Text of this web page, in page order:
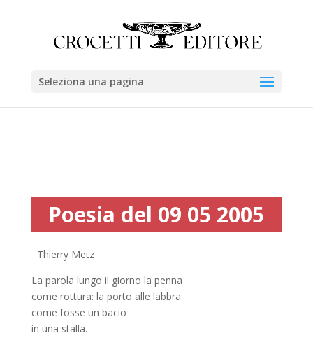
Seleziona una pagina
Poesia del 09 05 2005
Thierry Metz
La parola lungo il giorno la penna
come rottura: la porto alle labbra
come fosse un bacio
in una stalla.